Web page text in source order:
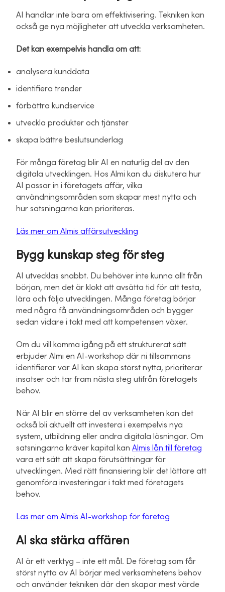
AI handlar inte bara om effektivisering. Tekniken kan
också ge nya möjligheter att utveckla verksamheten.
Det kan exempelvis handla om att:
analysera kunddata
identifiera trender
förbättra kundservice
utveckla produkter och tjänster
skapa bättre beslutsunderlag
För många företag blir AI en naturlig del av den
digitala utvecklingen. Hos Almi kan du diskutera hur
AI passar in i företagets affär, vilka
användningsområden som skapar mest nytta och
hur satsningarna kan prioriteras.
Läs mer om Almis affärsutveckling
Bygg kunskap steg för steg
AI utvecklas snabbt. Du behöver inte kunna allt från
början, men det är klokt att avsätta tid för att testa,
lära och följa utvecklingen. Många företag börjar
med några få användningsområden och bygger
sedan vidare i takt med att kompetensen växer.
Om du vill komma igång på ett strukturerat sätt
erbjuder Almi en AI-workshop där ni tillsammans
identifierar var AI kan skapa störst nytta, prioriterar
insatser och tar fram nästa steg utifrån företagets
behov.
När AI blir en större del av verksamheten kan det
också bli aktuellt att investera i exempelvis nya
system, utbildning eller andra digitala lösningar. Om
satsningarna kräver kapital kan Almis lån till företag
vara ett sätt att skapa förutsättningar för
utvecklingen. Med rätt finansiering blir det lättare att
genomföra investeringar i takt med företagets
behov.
Läs mer om Almis AI-workshop för företag
AI ska stärka affären
AI är ett verktyg – inte ett mål. De företag som får
störst nytta av AI börjar med verksamhetens behov
och använder tekniken där den skapar mest värde